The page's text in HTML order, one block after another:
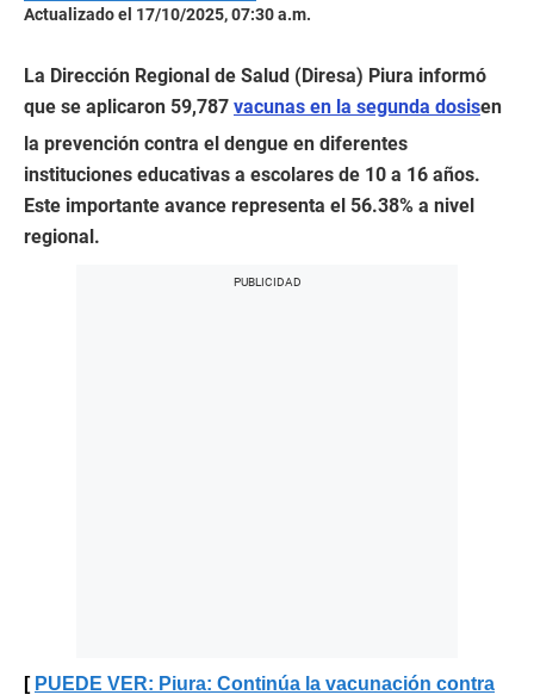
Actualizado el 17/10/2025, 07:30 a.m.
La Dirección Regional de Salud (Diresa) Piura informó
que se aplicaron 59,787 vacunas en la segunda dosisen
la prevención contra el dengue en diferentes
instituciones educativas a escolares de 10 a 16 años.
Este importante avance representa el 56.38% a nivel
regional.
PUEDE VER: Piura: Continúa la vacunación contra